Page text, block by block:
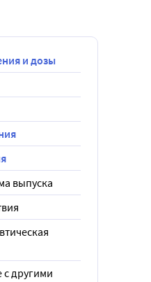
и дозы
выпуска
с другими